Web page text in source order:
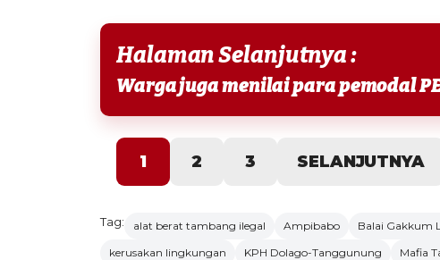
Halaman Selanjutnya :
1 2 3 SELANJUTNYA
Tag: alat berat tambang ilegal Ampibabo Balai Gakkum
kerusakan lingkungan
KPH Dolago-Tanggunung Mafia